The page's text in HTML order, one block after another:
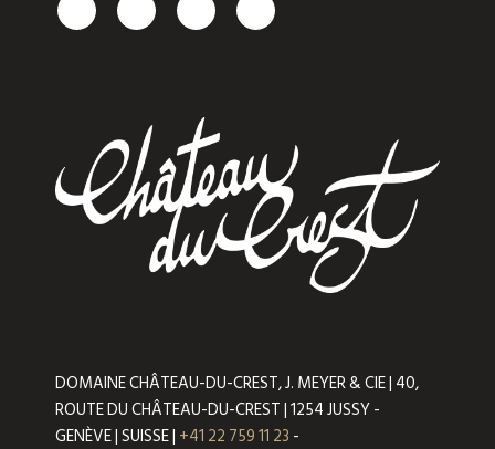
DOMAINE CHÂTEAU-DU-CREST, J. MEYER & CIE | 40,
ROUTE DU CHÂTEAU-DU-CREST | 1254 JUSSY -
GENÈVE | SUISSE | +41 22 759 11 23 -